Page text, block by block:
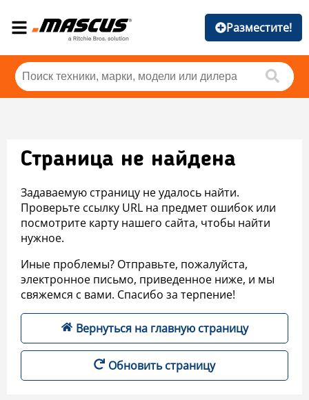
Разместите!
Страница не найдена
Задаваемую страницу не удалось найти.
Проверьте ссылку URL на предмет ошибок или
посмотрите карту нашего сайта, чтобы найти
нужное.
Иные проблемы? Отправьте, пожалуйста,
электронное письмо, приведенное ниже, и мы
свяжемся с вами. Спасибо за терпение!
Вернуться на главную страницу
Обновить страницу